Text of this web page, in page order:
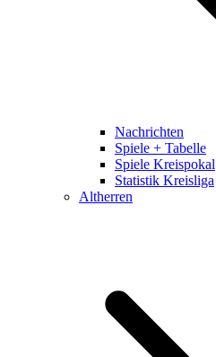
Nachrichten
Spiele + Tabelle
Spiele Kreispokal
Statistik Kreisliga
Altherren